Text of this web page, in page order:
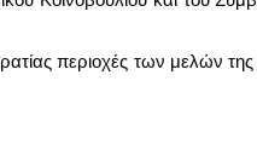
περιοχές των μελών